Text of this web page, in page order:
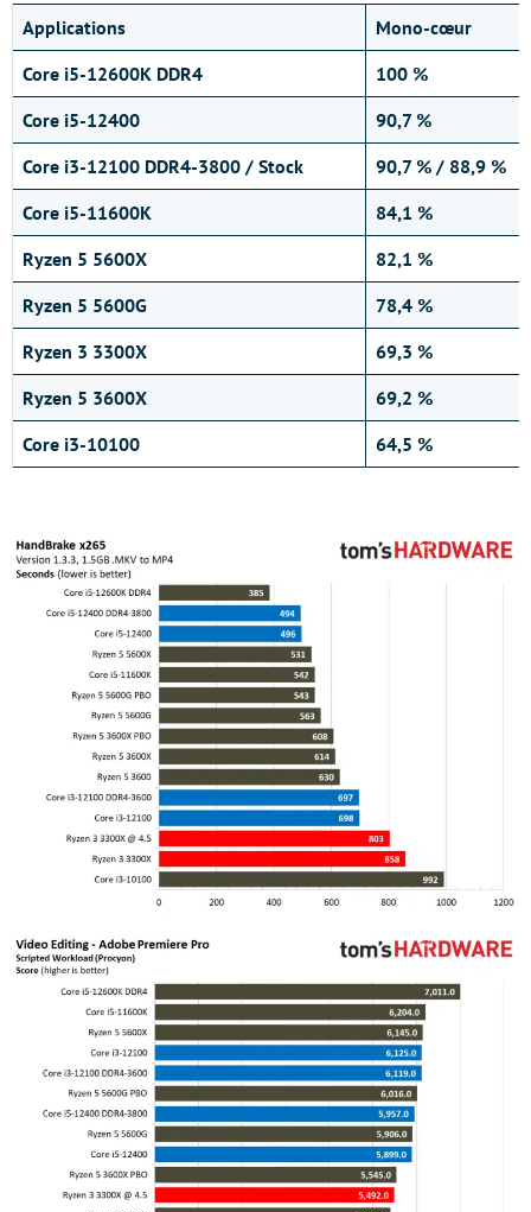
Applications
Mono-cœur
Core i5-12600K DDR4
100 %
Core i5-12400
90,7 %
Core i3-12100 DDR4-3800 / Stock
90,7 % / 88,9 %
Core i5-11600K
84,1 %
Ryzen 5 5600X
82,1 %
Ryzen 5 5600G
78,4 %
Ryzen 3 3300X
69,3 %
Ryzen 5 3600X
69,2 %
Core i3-10100
64,5 %